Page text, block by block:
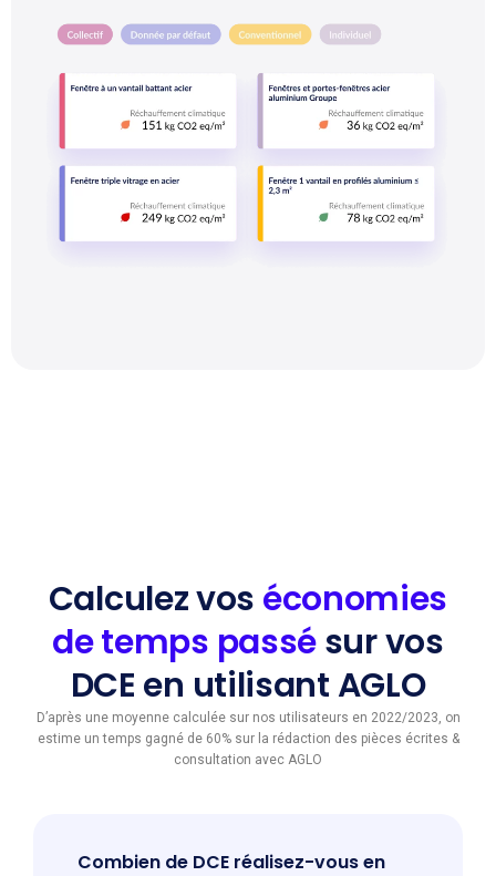
Calculez vos économies
de temps passésur vos
DCE en utilisant AGLO
D’après une moyenne calculée sur nos utilisateurs en 2022/2023, on
estime un temps gagné de 60% sur la rédaction des pièces écrites &
consultation avec AGLO
Combien de DCE réalisez-vous en